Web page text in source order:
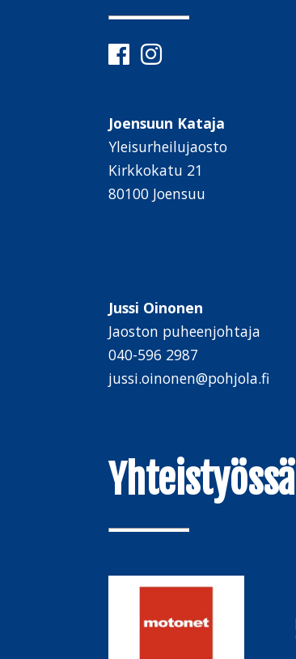
Joensuun Kataja
Yleisurheilujaosto
Kirkkokatu 21
80100 Joensuu
Jussi Oinonen
Jaoston puheenjohtaja
040-596 2987
jussi.oinonen@pohjola.fi
Yhteistyössä